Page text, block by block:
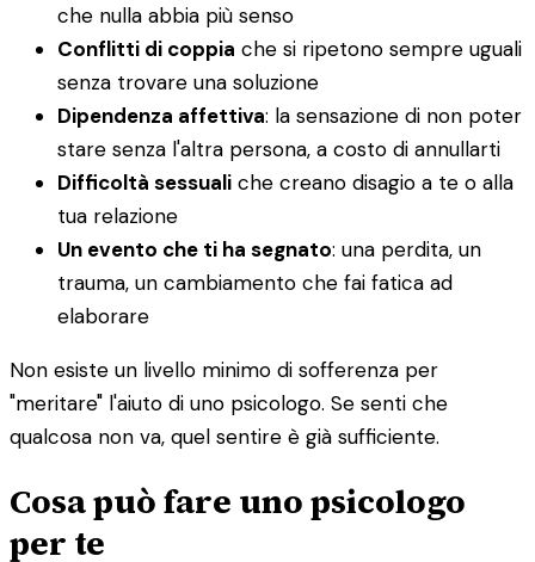
che nulla abbia più senso
Conflitti di coppia che si ripetono sempre uguali
senza trovare una soluzione
Dipendenza affettiva: la sensazione di non poter
stare senza l'altra persona, a costo di annullarti
Difficoltà sessuali che creano disagio a te o alla
tua relazione
Un evento che ti ha segnato: una perdita, un
trauma, un cambiamento che fai fatica ad
elaborare
Non esiste un livello minimo di sofferenza per
"meritare" l'aiuto di uno psicologo. Se senti che
qualcosa non va, quel sentire è già sufficiente.
Cosa può fare uno psicologo
per te